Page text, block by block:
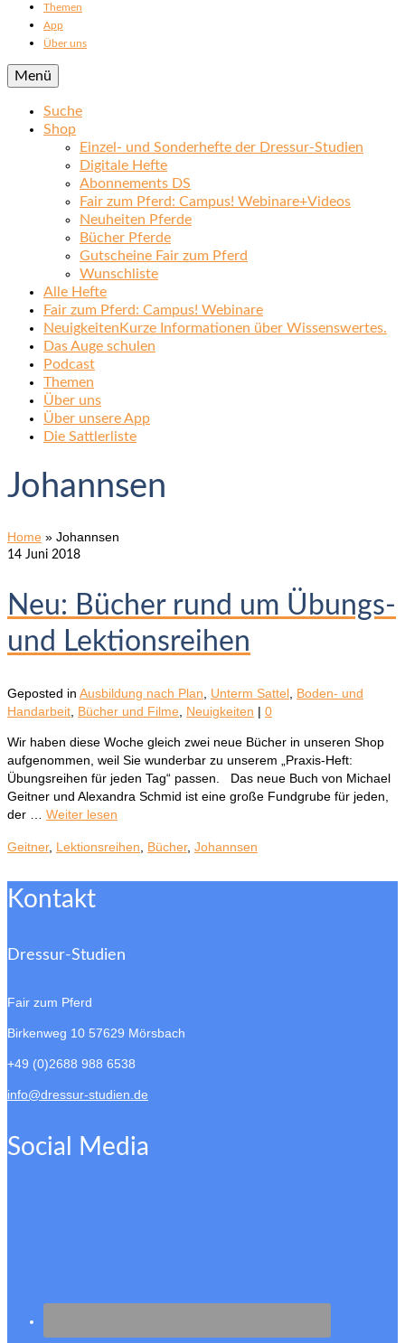
Themen
App
Über uns
Menü
Suche
Shop
Einzel- und Sonderhefte der Dressur-Studien
Digitale Hefte
Abonnements DS
Fair zum Pferd: Campus! Webinare+Videos
Neuheiten Pferde
Bücher Pferde
Gutscheine Fair zum Pferd
Wunschliste
Alle Hefte
Fair zum Pferd: Campus! Webinare
Neuigkeiten Kurze Informationen über Wissenswertes.
Das Auge schulen
Podcast
Themen
Über uns
Über unsere App
Die Sattlerliste
Johannsen
Home » Johannsen
14 Juni 2018
Neu: Bücher rund um Übungs-
und Lektionsreihen
Geposted in Ausbildung nach Plan Unterm Sattel Boden- und
Handarbeit Bücher und Filme Neuigkeiten | 0
Wir haben diese Woche gleich zwei neue Bücher in unseren Shop
aufgenommen, weil Sie wunderbar zu unserem „Praxis-Heft:
Übungsreihen für jeden Tag“ passen. Das neue Buch von Michael
Geitner und Alexandra Schmid ist eine große Fundgrube für jeden,
der … Weiter lesen
Geitner, Lektionsreihen Bücher, Johannsen
Kontakt
Dressur-Studien
Fair zum Pferd
Birkenweg 10 57629 Mörsbach
+49 (0)2688 988 6538
info@dressur-studien.de
Social Media